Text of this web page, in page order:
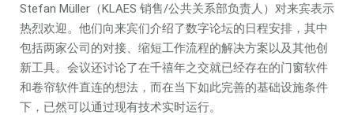
Stefan Müller（KLAES 销售/公共关系部负责人）对来宾表示
热烈欢迎。他们向来宾们介绍了数字论坛的日程安排，其中
包括两家公司的对接、缩短工作流程的解决方案以及其他创
新工具。会议还讨论了在千禧年之交就已经存在的门窗软件
和卷帘软件直连的想法，而在当下如此完善的基础设施条件
下，已然可以通过现有技术实时运行。